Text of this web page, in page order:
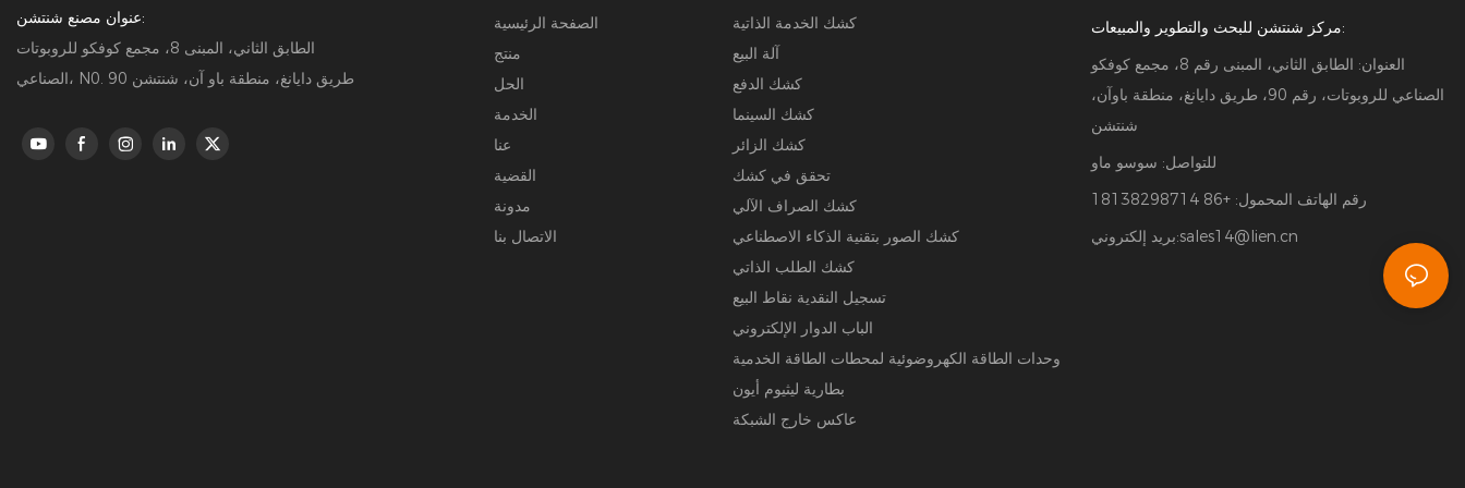
عنوان مصنع شنتشن:
الطابق الثاني، المبنى 8، مجمع كوفكو للروبوتات
الصناعي، N0. 90 طريق دايانغ، منطقة باو آن، شنتشن
الصفحة الرئيسية
منتج
الحل
الخدمة
عنا
القضية
مدونة
الاتصال بنا
كشك الخدمة الذاتية
آلة البيع
كشك الدفع
كشك السينما
كشك الزائر
تحقق في كشك
كشك الصراف الآلي
كشك الصور بتقنية الذكاء الاصطناعي
كشك الطلب الذاتي
تسجيل النقدية نقاط البيع
الباب الدوار الإلكتروني
وحدات الطاقة الكهروضوئية لمحطات الطاقة الخدمية
بطارية ليثيوم أيون
عاكس خارج الشبكة
مركز شنتشن للبحث والتطوير والمبيعات:
العنوان: الطابق الثاني، المبنى رقم 8، مجمع كوفكو
الصناعي للروبوتات، رقم 90، طريق دايانغ، منطقة باوآن،
شنتشن
للتواصل: سوسو ماو
رقم الهاتف المحمول: +86 18138298714
بريد إلكتروني:sales14@lien.cn